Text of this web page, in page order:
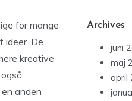
for mange
ideer. De
kreative
anden
Archives
juni
maj
april